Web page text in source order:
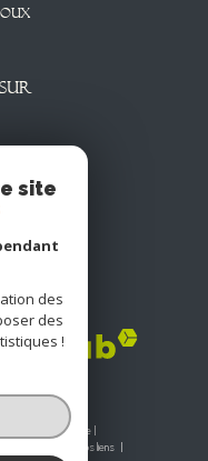
powered by Google |
Nos liens
site
des
des
!